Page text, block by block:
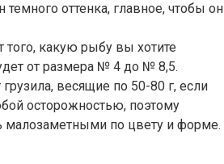
оттенка, главное, чтобы он
какую рыбу вы хотите
от размера № 4 до № 8,5.
весящие по 50-80 г, если
осторожностью, поэтому
по цвету и форме.